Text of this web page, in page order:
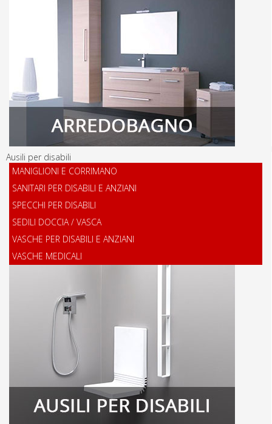
Ausili per disabili
MANIGLIONI E CORRIMANO
SANITARI PER DISABILI E ANZIANI
SPECCHI PER DISABILI
SEDILI DOCCIA / VASCA
VASCHE PER DISABILI E ANZIANI
VASCHE MEDICALI